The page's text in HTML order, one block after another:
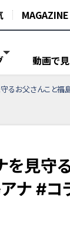
MAGAZINE
動画で
守るお父さんこと
を見守
ナ #コ